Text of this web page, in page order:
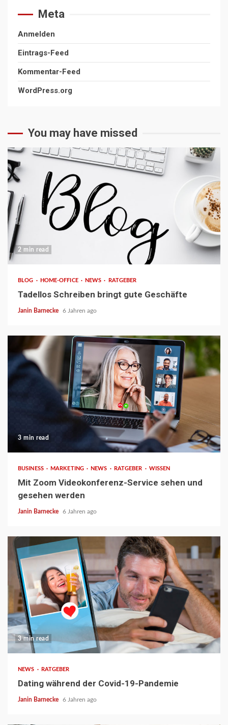
Meta
Anmelden
Eintrags-Feed
Kommentar-Feed
WordPress.org
You may have missed
2 min read
BLOG HOME-OFFICE NEWS RATGEBER
Tadellos Schreiben bringt gute Geschäfte
Janin Barnecke 6 Jahren ago
3 min read
BUSINESS MARKETING NEWS RATGEBER WISSEN
Mit Zoom Videokonferenz-Service sehen und
gesehen werden
Janin Barnecke 6 Jahren ago
3 min read
NEWS RATGEBER
Dating während der Covid-19-Pandemie
Janin Barnecke 6 Jahren ago